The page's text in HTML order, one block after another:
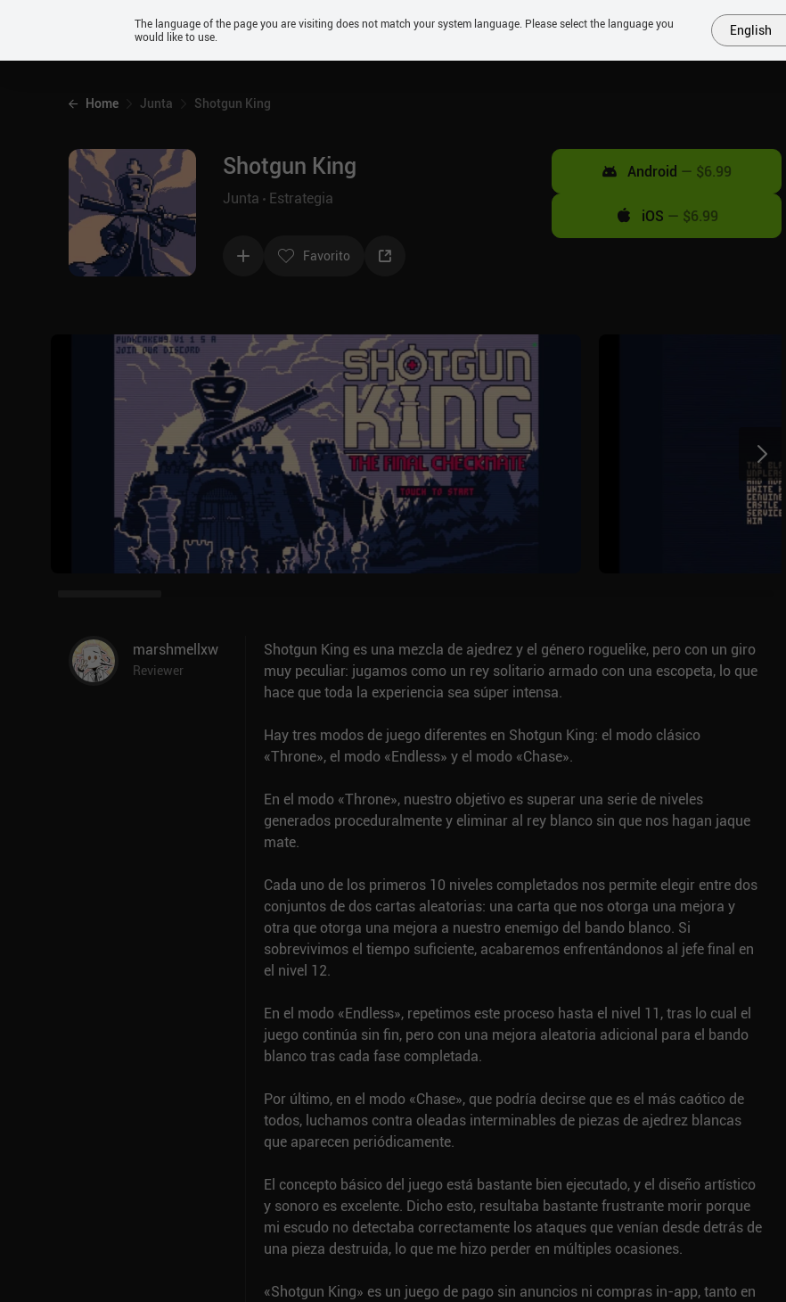
Android
PRÓXIMOS SIMILARES COLECCIONES TOP
Home Junta Shotgun King
Shotgun King
Junta Estrategia
Favorito
Android — $6.99
iOS — $6.99
marshmellxw
Reviewer
Shotgun King es una mezcla de ajedrez y el género roguelike, pero con un giro
muy peculiar: jugamos como un rey solitario armado con una escopeta, lo que
hace que toda la experiencia sea súper intensa.
Hay tres modos de juego diferentes en Shotgun King: el modo clásico
«Throne», el modo «Endless» y el modo «Chase».
En el modo «Throne», nuestro objetivo es superar una serie de niveles
generados proceduralmente y eliminar al rey blanco sin que nos hagan jaque
mate.
Cada uno de los primeros 10 niveles completados nos permite elegir entre dos
conjuntos de dos cartas aleatorias: una carta que nos otorga una mejora y
otra que otorga una mejora a nuestro enemigo del bando blanco. Si
sobrevivimos el tiempo suficiente, acabaremos enfrentándonos al jefe final en
el nivel 12.
En el modo «Endless», repetimos este proceso hasta el nivel 11, tras lo cual el
juego continúa sin fin, pero con una mejora aleatoria adicional para el bando
blanco tras cada fase completada.
Por último, en el modo «Chase», que podría decirse que es el más caótico de
todos, luchamos contra oleadas interminables de piezas de ajedrez blancas
que aparecen periódicamente.
El concepto básico del juego está bastante bien ejecutado, y el diseño artístico
y sonoro es excelente. Dicho esto, resultaba bastante frustrante morir porque
mi escudo no detectaba correctamente los ataques que venían desde detrás de
una pieza destruida, lo que me hizo perder en múltiples ocasiones.
«Shotgun King» es un juego de pago sin anuncios ni compras in-app, tanto en
The language of the page you are visiting does not match your system language. Please select the language you
would like to use.
English